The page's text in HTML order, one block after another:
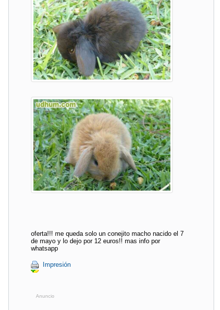
oferta!!! me queda solo un conejito macho nacido el 7
de mayo y lo dejo por 12 euros!! mas info por
whatsapp
Impresión
Anuncio